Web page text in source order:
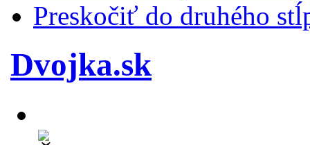
Preskočiť do druhého
Dvojka.sk